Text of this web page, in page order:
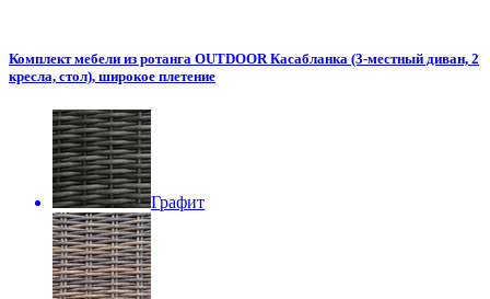
Комплект мебели из ротанга OUTDOOR Касабланка (3-местный диван, 2
кресла, стол), широкое плетение
Графит